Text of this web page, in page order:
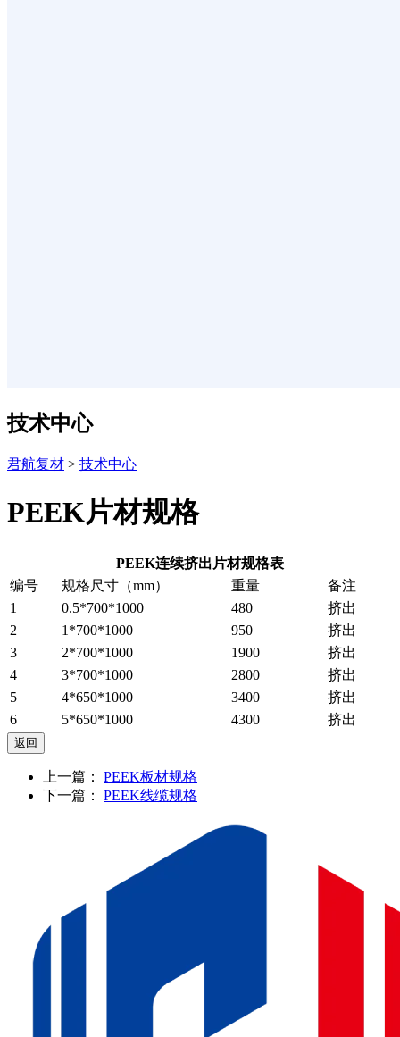
技术中心
君航复材 > 技术中心
PEEK片材规格
PEEK连续挤出片材规格表
编号
规格尺寸（mm） 重量
备注
1
0.5*700*1000 480
挤出
2
1*700*1000 950
挤出
3
2*700*1000 1900
挤出
4
3*700*1000 2800
挤出
5
4*650*1000 3400
挤出
6
5*650*1000 4300 挤出
上一篇：
PEEK板材规格
下一篇：
PEEK线缆规格